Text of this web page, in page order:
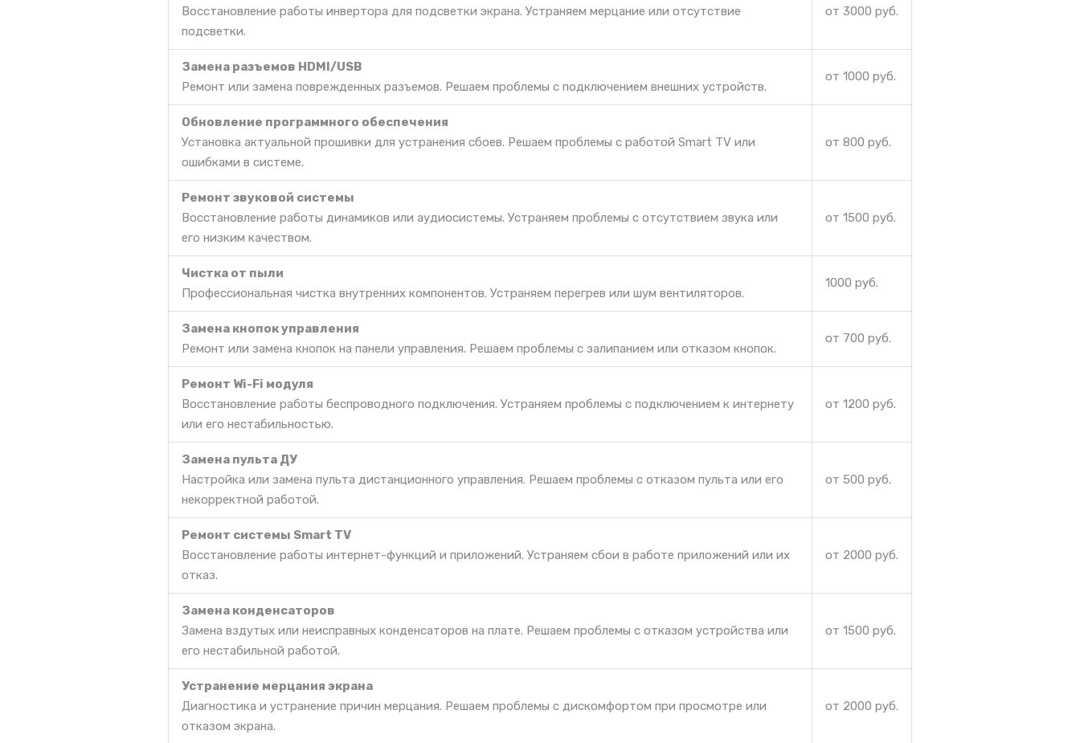
Восстановление работы инвертора для подсветки экрана. Устраняем мерцание или отсутствие
подсветки.
от 3000 руб.
Замена разъемов HDMI/USB
Ремонт или замена поврежденных разъемов. Решаем проблемы с подключением внешних устройств.
от 1000 руб.
Обновление программного обеспечения
Установка актуальной прошивки для устранения сбоев. Решаем проблемы с работой Smart TV или
ошибками в системе.
от 800 руб.
Ремонт звуковой системы
Восстановление работы динамиков или аудиосистемы. Устраняем проблемы с отсутствием звука или
его низким качеством.
от 1500 руб.
Чистка от пыли
Профессиональная чистка внутренних компонентов. Устраняем перегрев или шум вентиляторов.
1000 руб.
Замена кнопок управления
Ремонт или замена кнопок на панели управления. Решаем проблемы с залипанием или отказом кнопок.
от 700 руб.
Ремонт Wi-Fi модуля
Восстановление работы беспроводного подключения. Устраняем проблемы с подключением к интернету
или его нестабильностью.
от 1200 руб.
Замена пульта ДУ
Настройка или замена пульта дистанционного управления. Решаем проблемы с отказом пульта или его
некорректной работой.
от 500 руб.
Ремонт системы Smart TV
Восстановление работы интернет-функций и приложений. Устраняем сбои в работе приложений или их
отказ.
от 2000 руб.
Замена конденсаторов
Замена вздутых или неисправных конденсаторов на плате. Решаем проблемы с отказом устройства или
его нестабильной работой.
от 1500 руб.
Устранение мерцания экрана
Диагностика и устранение причин мерцания. Решаем проблемы с дискомфортом при просмотре или
отказом экрана.
от 2000 руб.